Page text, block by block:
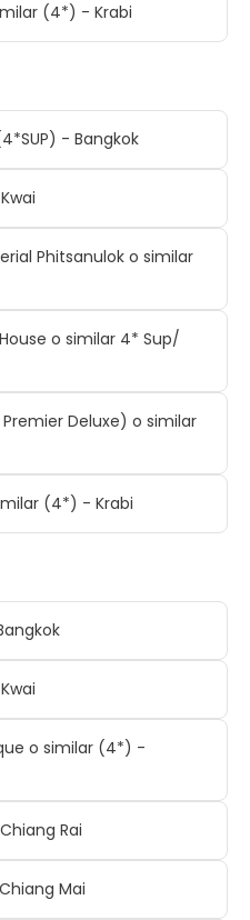
(4*) - Krabi
- Bangkok
Phitsanulok o similar
o similar 4* Sup/
Deluxe) o similar
(4*) - Krabi
o similar (4*) -
Rai
Mai